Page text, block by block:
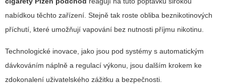
nabídkou těchto zařízení. Stejně tak roste obliba beznikotinových
příchutí, které umožňují vapování bez nutnosti příjmu nikotinu.
Technologické inovace, jako jsou pod systémy s automatickým
dávkováním náplně a regulací výkonu, jsou dalším krokem ke
zdokonalení uživatelského zážitku a bezpečnosti.